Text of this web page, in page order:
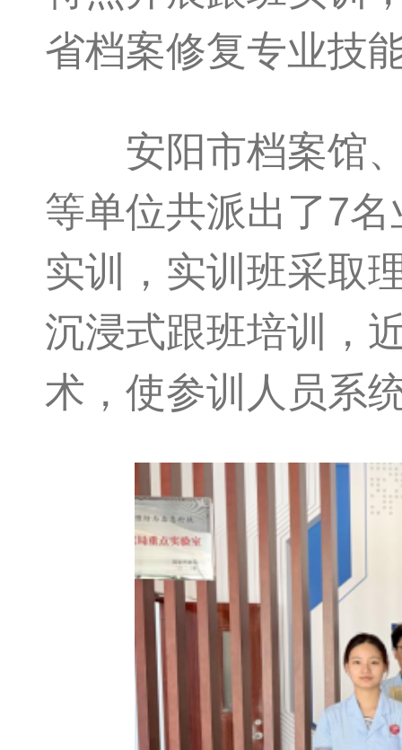
省档案修复专业技
安阳市档案馆、
等单位共派出了7
实训，实训班采取
沉浸式跟班培训，
术，使参训人员系